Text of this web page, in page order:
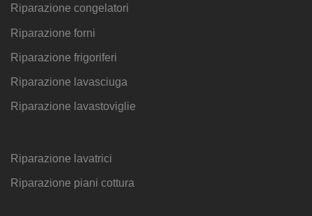
Riparazione congelatori
Riparazione forni
Riparazione frigoriferi
Riparazione lavasciuga
Riparazione lavastoviglie
Riparazione lavatrici
Riparazione piani cottura